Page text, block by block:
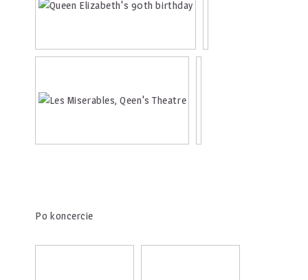
Po koncercie